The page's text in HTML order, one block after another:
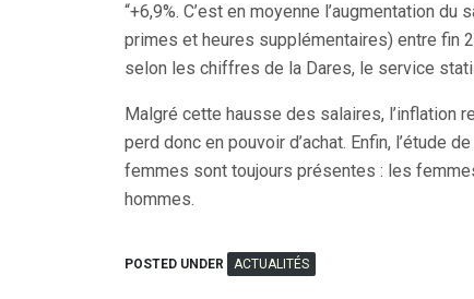
“+6,9%. C’est en moyenne l’augmentation
primes et heures supplémentaires) entre fin
selon les chiffres de la Dares, le service
Malgré cette hausse des salaires, l’inflation
perd donc en pouvoir d’achat. Enfin, l’étude
femmes sont toujours présentes : les
hommes.
POSTED UNDER ACTUALITÉS